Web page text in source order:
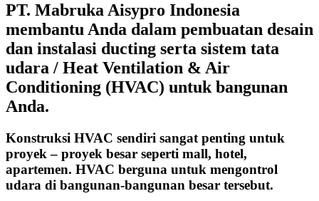
PT. Mabruka Aisypro Indonesia
membantu Anda dalam pembuatan desain
dan instalasi ducting serta sistem tata
udara / Heat Ventilation & Air
Conditioning (HVAC) untuk bangunan
Anda.
Konstruksi HVAC sendiri sangat penting untuk
proyek – proyek besar seperti mall, hotel,
apartemen. HVAC berguna untuk mengontrol
udara di bangunan-bangunan besar tersebut.